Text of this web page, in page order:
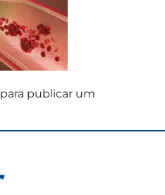
para publicar um